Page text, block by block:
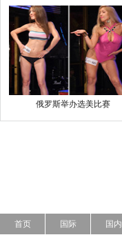
俄罗斯举办选美比赛
首页 国际 国内